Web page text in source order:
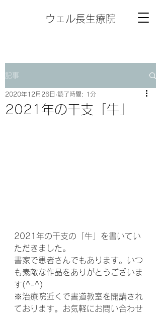
ウェル長生療院
記事
2021年の干支「牛」
2020年12月26日 読了時間: 1分
2021年の干支の「牛」を書いてい
ただきました。
書家で患者さんでもあります。いつ
も素敵な作品をありがとうございま
す(^-^)
※治療院近くで書道教室を開講され
ております。お気軽にお問い合わせ